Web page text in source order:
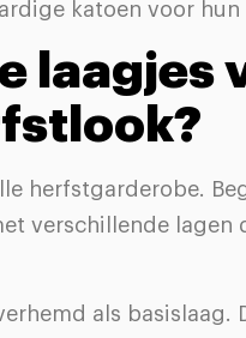
katoen voor hun
laagjes
herfstgarderobe.
verschillende lagen
als basislaag.